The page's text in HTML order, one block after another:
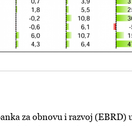
za obnovu i razvoj (EBRD)